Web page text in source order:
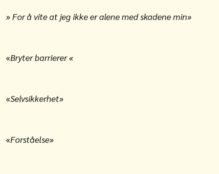
» For å vite at jeg ikke er alene med skadene min»
«Bryter barrierer «
«Selvsikkerhet»
«Forståelse»